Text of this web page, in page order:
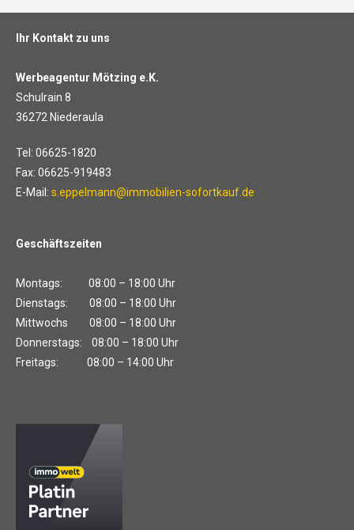
Ihr Kontakt zu uns
Werbeagentur Mötzing e.K.
Schulrain 8
36272 Niederaula
Tel: 06625-1820
Fax: 06625-919483
E-Mail: s.eppelmann@immobilien-sofortkauf.de
Geschäftszeiten
Montags: 08:00 – 18:00 Uhr
Dienstags: 08:00 – 18:00 Uhr
Mittwochs 08:00 – 18:00 Uhr
Donnerstags: 08:00 – 18:00 Uhr
Freitags: 08:00 – 14:00 Uhr